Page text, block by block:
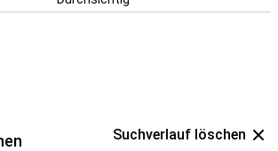
Suchverlauf löschen